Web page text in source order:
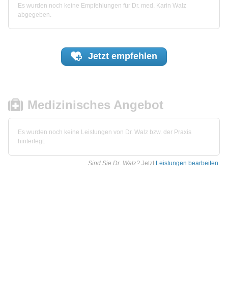
Es wurden noch keine Empfehlungen für Dr. med. Karin Walz
abgegeben.
Jetzt empfehlen
Medizinisches Angebot
Es wurden noch keine Leistungen von Dr. Walz bzw. der Praxis
hinterlegt.
Sind Sie Dr. Walz? Jetzt Leistungen bearbeiten.